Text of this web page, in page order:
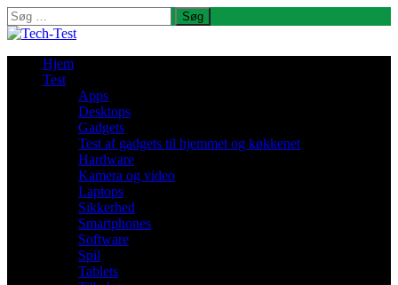
Søg
efter:
Hjem
Test
Apps
Desktops
Gadgets
Test af gadgets til hjemmet og køkkenet
Hardware
Kamera og video
Laptops
Sikkerhed
Smartphones
Software
Spil
Tablets